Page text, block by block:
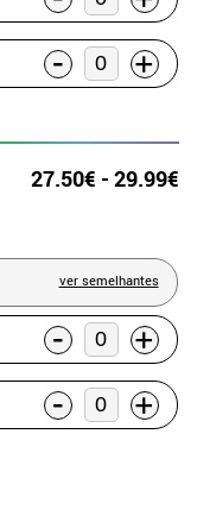
- +
27.50€ - 29.99€
ver semelhantes
- +
- +